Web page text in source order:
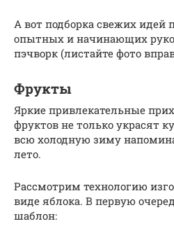
А вот подборка свежих идей
опытных и начинающих
пэчворк (листайте фото
Фрукты
Яркие привлекательные
фруктов не только украсят
всю холодную зиму
лето.
Рассмотрим технологию
виде яблока. В первую
шаблон: